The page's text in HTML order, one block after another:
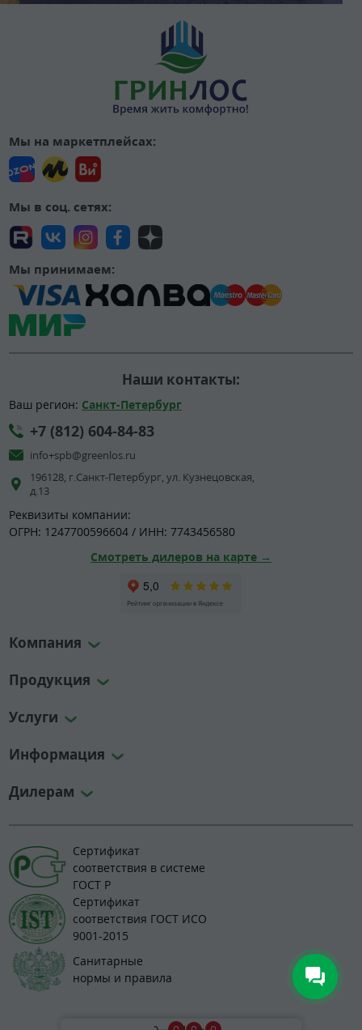
Мы на маркетплейсах:
Мы в соц. сетях:
Мы принимаем:
Наши контакты:
Ваш регион: Санкт-Петербург
+7 (812) 604-84-83
info+spb@greenlos.ru
196128, г.Санкт-Петербург, ул. Кузнецовская,
д.13
Реквизиты компании:
ОГРН: 1247700596604 / ИНН: 7743456580
Смотреть дилеров на карте →
Компания
Продукция
Услуги
Информация
Дилерам
Сертификат
соответствия в системе
ГОСТ Р
Сертификат
соответствия ГОСТ ИСО
9001-2015
Санитарные
нормы и правила